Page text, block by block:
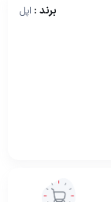
برند : اپل